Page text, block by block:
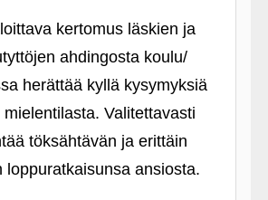
kertomus läskien ja
ahdingosta koulu/
herättää kyllä kysymyksiä
Valitettavasti
töksähtävän ja erittäin
loppuratkaisunsa ansiosta.